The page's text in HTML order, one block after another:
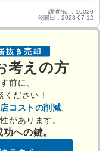
譲渡No.：10020
公開日：2023-07-12
考えの方
前に、
ださい！
コストの削減
があります。
への鍵。